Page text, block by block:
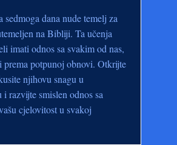
dana nude temelj za
na Bibliji. Ta učenja
imati odnos sa svakim od nas,
prema potpunoj obnovi. Otkrijte
njihovu snagu u
razvijte smislen odnos sa
cjelovitost u svakoj